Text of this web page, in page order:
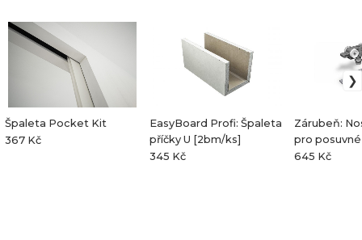
Špaleta Pocket Kit
367 Kč
EasyBoard Profi: Špaleta
příčky U [2bm/ks]
345 Kč
Zárubeň:
pro
645 Kč